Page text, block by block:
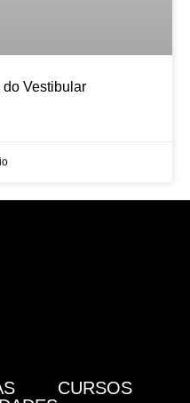
Vestibular
CURSOS